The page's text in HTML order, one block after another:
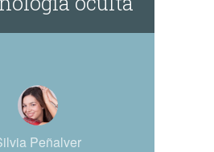
Peñalver